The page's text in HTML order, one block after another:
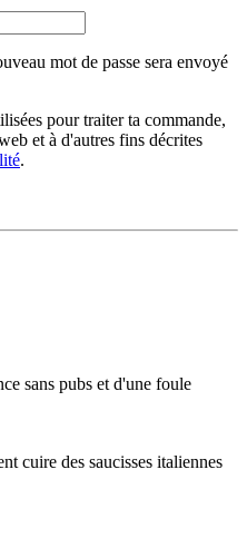
mot de passe sera envoyé
pour traiter ta commande,
et à d'autres fins décrites
.
sans pubs et d'une foule
cuire des saucisses italiennes